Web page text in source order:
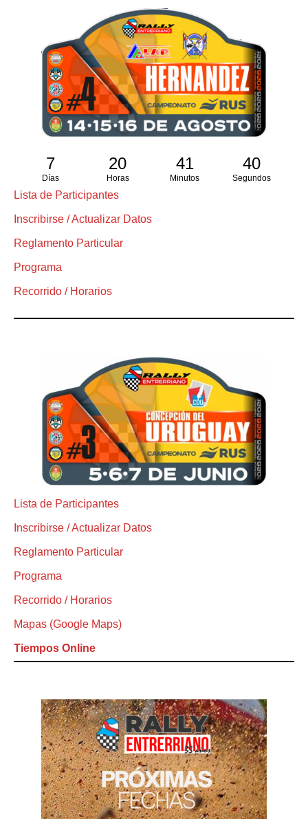
7
Días
20
Horas
41
Minutos
39
Segundos
Lista de Participantes
Inscribirse / Actualizar Datos
Reglamento Particular
Programa
Recorrido / Horarios
Lista de Participantes
Inscribirse / Actualizar Datos
Reglamento Particular
Programa
Recorrido / Horarios
Mapas (Google Maps)
Tiempos Online